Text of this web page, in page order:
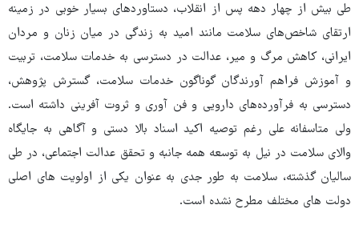
طی بیش از چهار دهه پس از انقلاب، دستاوردهای بسیار خوبی در زمینه
ارتقای شاخص‌های سلامت مانند امید به زندگی در میان زنان و مردان
ایرانی، کاهش مرگ و میر، عدالت در دسترسی به خدمات سلامت، تربیت
و آموزش فراهم آورندگان گوناگون خدمات سلامت، گسترش پژوهش،
دسترسی به فرآورده‌های دارویی و فن آوری و ثروت آفرینی داشته است.
ولی متاسفانه علی رغم توصیه اکید اسناد بالا دستی و آگاهی به جایگاه
والای سلامت در نیل به توسعه همه جانبه و تحقق عدالت اجتماعی، در طی
سالیان گذشته، سلامت به طور جدی به عنوان یکی از اولویت های اصلی
دولت های مختلف مطرح نشده است.